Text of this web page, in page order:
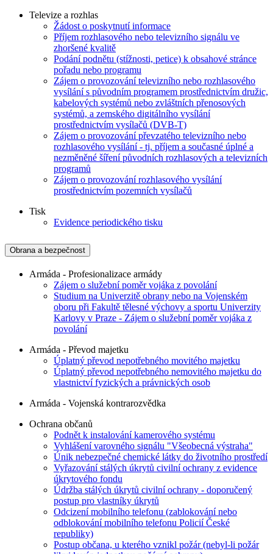
Televize a rozhlas
Žádost o poskytnutí informace
Příjem rozhlasového nebo televizního signálu ve
zhoršené kvalitě
Podání podnětu (stížnosti, petice) k obsahové stránce
pořadu nebo programu
Zájem o provozování televizního nebo rozhlasového
vysílání s původním programem prostřednictvím družic,
kabelových systémů nebo zvláštních přenosových
systémů, a zemského digitálního vysílání
prostřednictvím vysílačů (DVB-T)
Zájem o provozování převzatého televizního nebo
rozhlasového vysílání - tj. příjem a současné úplné a
nezměněné šíření původních rozhlasových a televizních
programů
Zájem o provozování rozhlasového vysílání
prostřednictvím pozemních vysílačů
Tisk
Evidence periodického tisku
Obrana a bezpečnost
Armáda - Profesionalizace armády
Zájem o služební poměr vojáka z povolání
Studium na Univerzitě obrany nebo na Vojenském
oboru při Fakultě tělesné výchovy a sportu Univerzity
Karlovy v Praze - Zájem o služební poměr vojáka z
povolání
Armáda - Převod majetku
Úplatný převod nepotřebného movitého majetku
Úplatný převod nepotřebného nemovitého majetku do
vlastnictví fyzických a právnických osob
Armáda - Vojenská kontrarozvědka
Ochrana občanů
Podnět k instalování kamerového systému
Vyhlášení varovného signálu "Všeobecná výstraha"
Únik nebezpečné chemické látky do životního prostředí
Vyřazování stálých úkrytů civilní ochrany z evidence
úkrytového fondu
Údržba stálých úkrytů civilní ochrany - doporučený
postup pro vlastníky úkrytů
Odcizení mobilního telefonu (zablokování nebo
odblokování mobilního telefonu Policií České
republiky)
Postup občana, u kterého vznikl požár (nebyl-li požár